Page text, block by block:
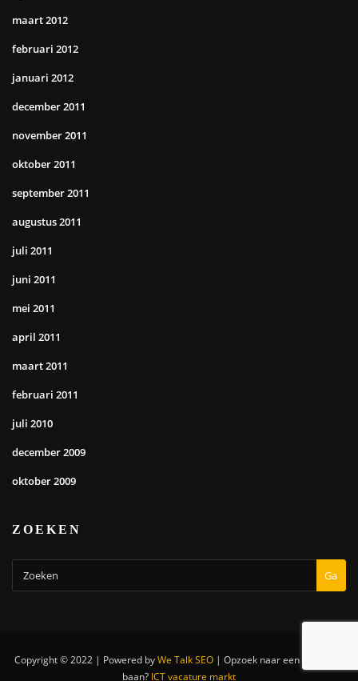
maart 2012
februari 2012
januari 2012
december 2011
november 2011
oktober 2011
september 2011
augustus 2011
juli 2011
juni 2011
mei 2011
april 2011
maart 2011
februari 2011
juli 2010
december 2009
oktober 2009
ZOEKEN
Ga
Copyright © 2022 | Powered byWe Talk SEO | Opzoek naar een nieuwe IT
baan? ICT vacature markt